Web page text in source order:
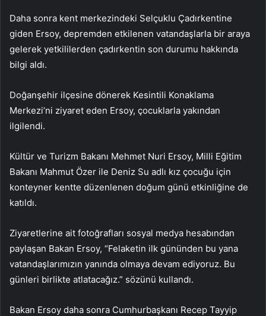
Daha sonra kent merkezindeki Selçuklu Çadırkentine
giden Ersoy, depremden etkilenen vatandaşlarla bir araya
gelerek yetkililerden çadırkentin son durumu hakkında
bilgi aldı.
Doğanşehir ilçesine dönerek Kesintili Konaklama
Merkezi’ni ziyaret eden Ersoy, çocuklarla yakından
ilgilendi.
Kültür ve Turizm Bakanı Mehmet Nuri Ersoy, Milli Eğitim
Bakanı Mahmut Özer ile Deniz Su adlı kız çocuğu için
konteyner kentte düzenlenen doğum günü etkinliğine de
katıldı.
Ziyaretlerine ait fotoğrafları sosyal medya hesabından
paylaşan Bakan Ersoy, “Felaketin ilk gününden bu yana
vatandaşlarımızın yanında olmaya devam ediyoruz. Bu
günleri birlikte atlatacağız.” sözünü kullandı.
Bakan Ersoy daha sonra Cumhurbaşkanı Recep Tayyip